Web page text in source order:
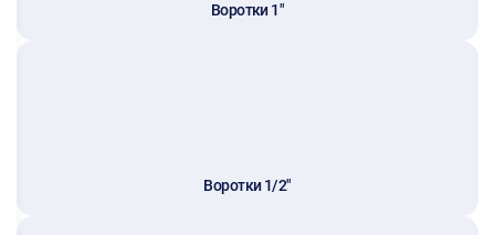
Воротки 1"
Воротки 1/2"